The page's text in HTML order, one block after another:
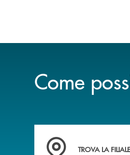
Come
Trova la filiale più
TROVA LA FILIALE